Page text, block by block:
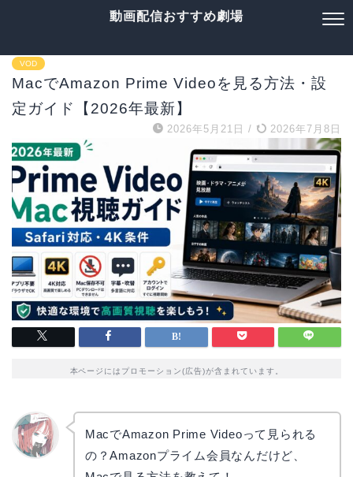
動画配信おすすめ劇場
VOD
MacでAmazon Prime Videoを見る方法・設
定ガイド【2026年最新】
2026年5月21日 / 2026年7月8日
本ページにはプロモーション(広告)が含まれています。
MacでAmazon Prime Videoって見られる
の？Amazonプライム会員なんだけど、